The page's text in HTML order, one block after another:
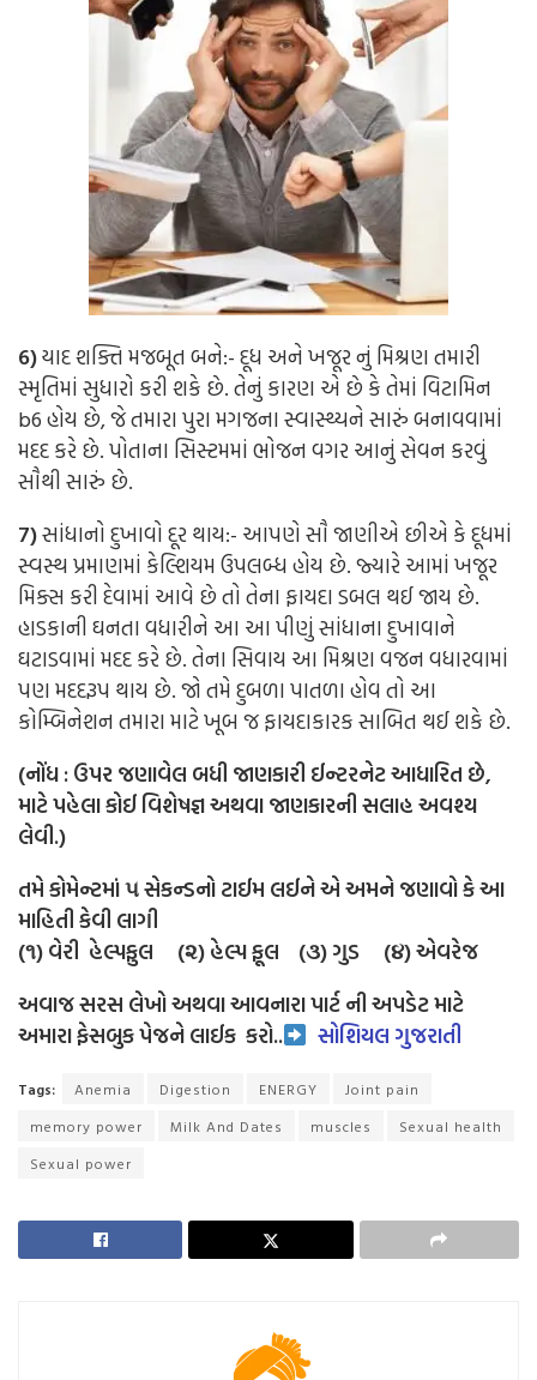
6)યાદ શક્તિ મજબૂત બને:-દૂધ અને ખજૂર નું મિશ્રણ તમારી
સ્મૃતિમાં સુધારો કરી શકે છે. તેનું કારણ એ છે કે તેમાં વિટામિન
b6 હોય છે, જે તમારા પુરા મગજના સ્વાસ્થ્યને સારું બનાવવામાં
મદદ કરે છે. પોતાના સિસ્ટમમાં ભોજન વગર આનું સેવન કરવું
સૌથી સારું છે.
7)સાંધાનો દુખાવો દૂર થાય:- આપણે સૌ જાણીએ છીએ કે દૂધમાં
સ્વસ્થ પ્રમાણમાં કેલ્શિયમ ઉપલબ્ધ હોય છે. જ્યારે આમાં ખજૂર
મિક્સ કરી દેવામાં આવે છે તો તેના ફાયદા ડબલ થઈ જાય છે.
હાડકાની ઘનતા વધારીને આ આ પીણું સાંધાના દુખાવાને
ઘટાડવામાં મદદ કરે છે. તેના સિવાય આ મિશ્રણ વજન વધારવામાં
પણ મદદરૂપ થાય છે. જો તમે દુબળા પાતળા હોવ તો આ
કોમ્બિનેશન તમારા માટે ખૂબ જ ફાયદાકારક સાબિત થઈ શકે છે.
(નોંધ : ઉપર જણાવેલ બધી જાણકારી ઈન્ટરનેટ આધારિત છે,
માટે પહેલા કોઈ વિશેષજ્ઞ અથવા જાણકારની સલાહ અવશ્ય
લેવી.)
તમે કોમેન્ટમાં ૫ સેકન્ડનો ટાઈમ લઈને એ અમને જણાવો કે આ
માહિતી કેવી લાગી
(૧) વેરી હેલ્પફુલ (૨) હેલ્પ ફૂલ (૩) ગુડ (૪) એવરેજ
અવાજ સરસ લેખો અથવા આવનારા પાર્ટ ની અપડેટ માટે
અમારા ફેસબુક પેજને લાઈક કરો.. સોશિયલ ગુજરાતી
Tags: Anemia Digestion ENERGY
Joint pain
memory power
Milk And Dates muscles
Sexual health
Sexual power